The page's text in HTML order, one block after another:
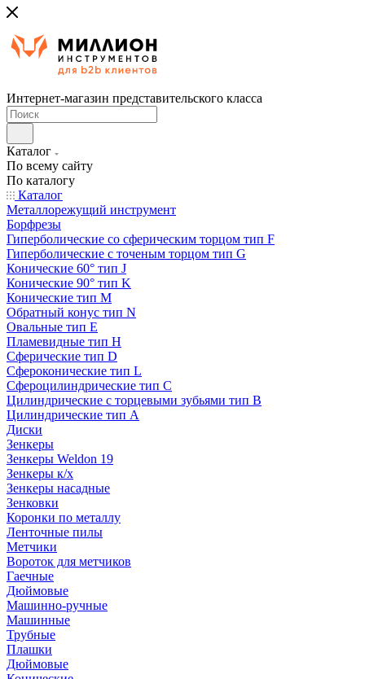
Интернет-магазин представительского класса
Каталог
По всему сайту
По каталогу
Каталог
Металлорежущий инструмент
Борфрезы
Гиперболические cо сферическим торцом тип F
Гиперболические с точеным торцом тип G
Конические 60° тип J
Конические 90° тип K
Конические тип M
Обратный конус тип N
Овальные тип E
Пламевидные тип H
Сферические тип D
Сфероконические тип L
Сфероцилиндрические тип C
Цилиндрические с торцевыми зубьями тип B
Цилиндрические тип А
Диски
Зенкеры
Зенкеры Weldon 19
Зенкеры к/х
Зенкеры насадные
Зенковки
Коронки по металлу
Ленточные пилы
Метчики
Вороток для метчиков
Гаечные
Дюймовые
Машинно-ручные
Машинные
Трубные
Плашки
Дюймовые